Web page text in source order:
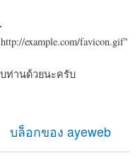
example.com/favicon.gif"
บท่านด้วยนะครับ
บวางบนเว็บไซต์
บล็อกของ ayeweb